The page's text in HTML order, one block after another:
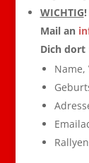
WICHTIG
Mail an
Name,